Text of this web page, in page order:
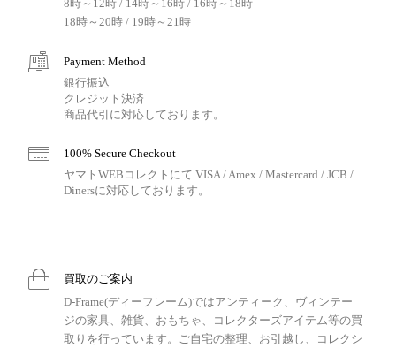
8時～12時 / 14時～16時 / 16時～18時
18時～20時 / 19時～21時
Payment Method
銀行振込
クレジット決済
商品代引に対応しております。
100% Secure Checkout
ヤマトWEBコレクトにて VISA / Amex / Mastercard / JCB /
Dinersに対応しております。
買取のご案内
D-Frame(ディーフレーム)ではアンティーク、ヴィンテー
ジの家具、雑貨、おもちゃ、コレクターズアイテム等の買
取りを行っています。ご自宅の整理、お引越し、コレクシ